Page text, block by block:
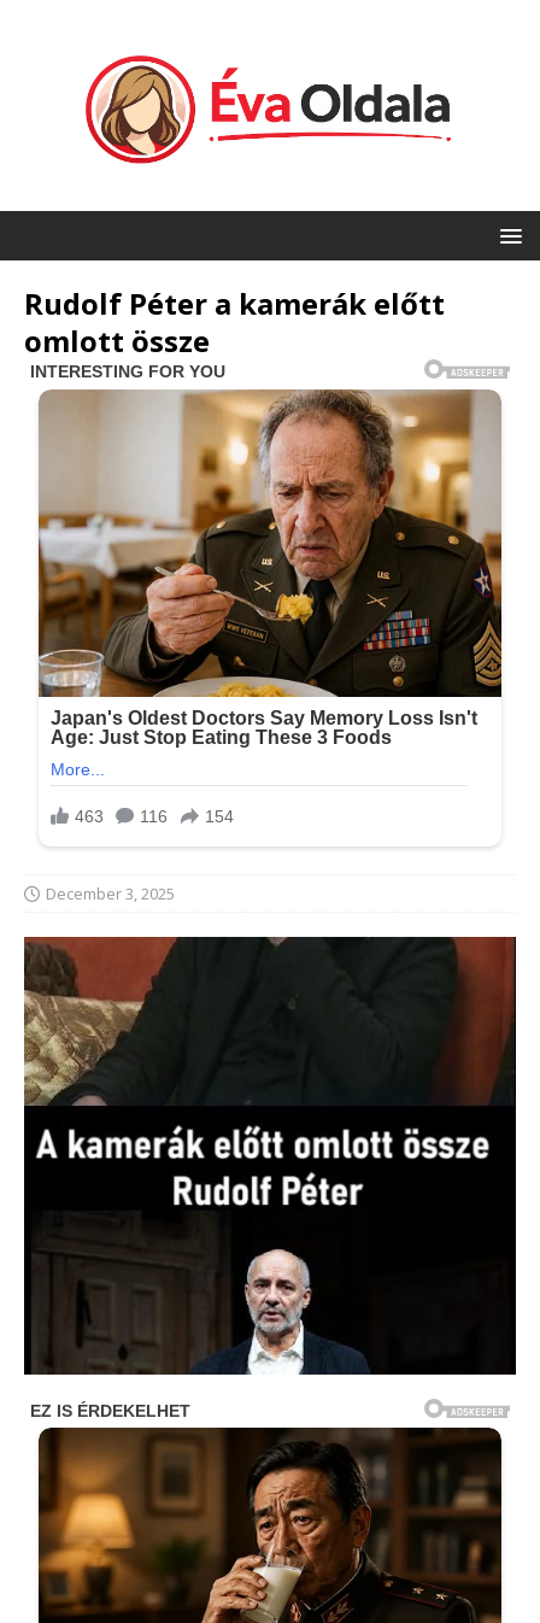
Rudolf Péter a kamerák előtt
omlott össze
December 3, 2025